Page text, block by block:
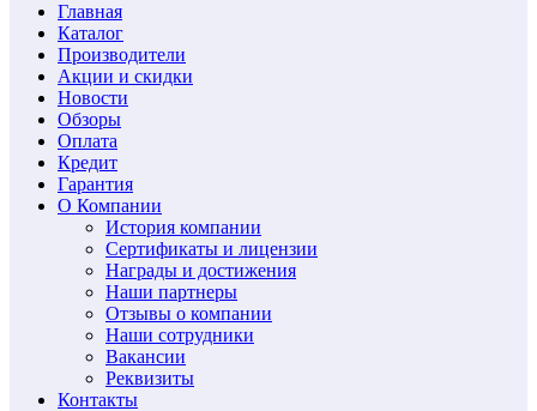
Главная
Каталог
Производители
Акции и скидки
Новости
Обзоры
Оплата
Кредит
Гарантия
О Компании
История компании
Сертификаты и лицензии
Награды и достижения
Наши партнеры
Отзывы о компании
Наши сотрудники
Вакансии
Реквизиты
Контакты